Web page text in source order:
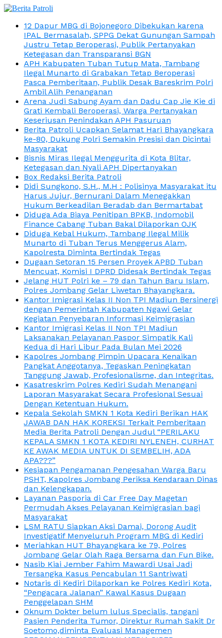
12 Dapur MBG di Bojonegoro Dibekukan karena
IPAL Bermasalah, SPPG Dekat Gunungan Sampah
Justru Tetap Beroperasi, Publik Pertanyakan
Ketegasan dan Transparansi BGN
APH Kabupaten Tuban Tutup Mata, Tambang
Ilegal Munarto di Grabakan Tetap Beroperasi
Pasca Pemberitaan, Publik Desak Bareskrim Polri
Ambil Alih Penanganan
Arena Judi Sabung Ayam dan Dadu Cap Jie Kie di
Grati Kembali Beroperasi, Warga Pertanyakan
Keseriusan Penindakan APH Pasuruan
Berita Patroli Ucapkan Selamat Hari Bhayangkara
ke-80, Dukung Polri Semakin Presisi dan Dicintai
Masyarakat
Bisnis Miras Ilegal Menggurita di Kota Blitar,
Ketegasan dan Nyali APH Dipertanyakan
Box Redaksi Berita Patroli
Didi Sungkono, S.H., M.H : Polisinya Masyarakat itu
Harus Jujur, Bernurani Dalam Menegakkan
Hukum Berkeadilan Beradab dan Bermartabat
Diduga Ada Biaya Penitipan BPKB, Indomobil
Finance Cabang Tuban Bakal Dilaporkan OJK
Diduga Kebal Hukum, Tambang Ilegal Milik
Munarto di Tuban Terus Menggerus Alam,
Kapolresta Diminta Bertindak Tegas
Dugaan Setoran 15 Persen Proyek APBD Tuban
Mencuat, Komisi I DPRD Didesak Bertindak Tegas
Jelang HUT Polri ke – 79 dan Tahun Baru Islam,
Polres Jombang Gelar Liwetan Bhayangkara.
Kantor Imigrasi Kelas II Non TPI Madiun Bersinergi
dengan Pemerintah Kabupaten Ngawi Gelar
Kegiatan Penyebaran Informasi Keimigrasian
Kantor Imigrasi Kelas II Non TPI Madiun
Laksanakan Pelayanan Paspor Simpatik Kali
Kedua di Hari Libur Pada Bulan Mei 2026
Kapolres Jombang Pimpin Upacara Kenaikan
Pangkat Anggotanya, Tegaskan Peningkatan
Tanggung Jawab, Profesionalisme, dan Integritas.
Kasatreskrim Polres Kediri Sudah Menangani
Laporan Masyarakat Secara Profesional Sesuai
Dengan Ketentuan Hukum.
Kepala Sekolah SMKN 1 Kota Kediri Berikan HAK
JAWAB DAN HAK KOREKSI Terkait Pemberitaan
Media Berita Patroli Dengan Judul “PERILAKU
KEPALA SMKN 1 KOTA KEDIRI NYLENEH, CURHAT
KE AWAK MEDIA UNTUK DI SEMBELIH, ADA
APA???”
Kesiapan Pengamanan Pengesahan Warga Baru
PSHT, Kapolres Jombang Periksa Kendaraan Dinas
dan Kelengkapan.
Layanan Pasporia di Car Free Day Magetan
Permudah Akses Pelayanan Keimigrasian bagi
Masyarakat
LSM RATU Siapkan Aksi Damai, Dorong Audit
Investigatif Menyeluruh Program MBG di Kediri
Meriahkan HUT Bhayangkara ke 79, Polres
Jombang Gelar Olah Raga Bersama dan Fun Bike.
Nasib Kiai Jember Fahim Mawardi Usai Jadi
Tersangka Kasus Pencabulan 11 Santriwati
Notaris di Kediri Dilaporkan ke Polres Kediri Kota,
“Pengacara Jalanan” Kawal Kasus Dugaan
Penggelapan SHM
Oknum Dokter belum lulus Specialis, tangani
Pasien Penderita Tumor, Direktur Rumah Sakit Dr
Soetomo,diminta Evaluasi Managemen